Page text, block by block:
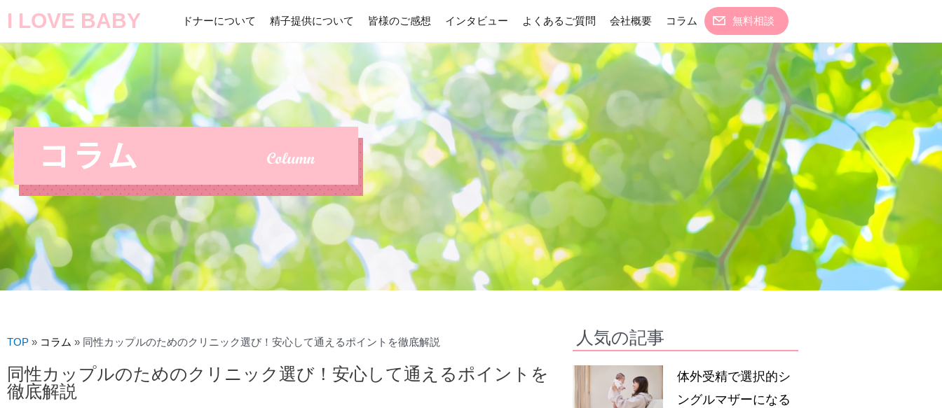
I LOVE BABY ドナーについて 精子提供について 皆様のご感想 インタビュー よくあるご質問 会社概要 コラム 無料相談
TOP » コラム » 同性カップルのためのクリニック選び！安心して通えるポイントを徹底解説
同性カップルのためのクリニック選び！安心して通えるポイントを
徹底解説
人気の記事
体外受精で選択的シ
ングルマザーになる